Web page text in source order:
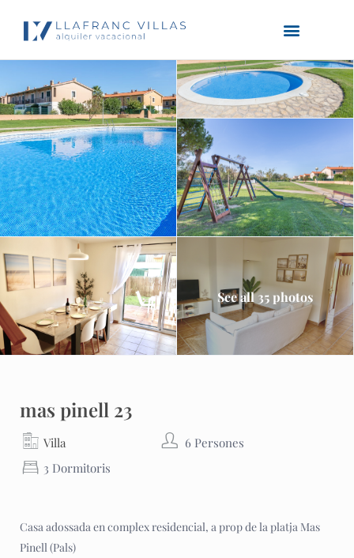
See all 35 photos
mas pinell 23
Villa
6 Persones
3 Dormitoris
Casa adossada en complex residencial, a prop de la platja Mas
Pinell (Pals)